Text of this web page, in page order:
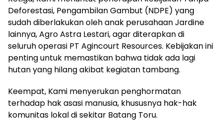
Deforestasi, Pengambilan Gambut (NDPE) yang
sudah diberlakukan oleh anak perusahaan Jardine
lainnya, Agro Astra Lestari, agar diterapkan di
seluruh operasi PT Agincourt Resources. Kebijakan ini
penting untuk memastikan bahwa tidak ada lagi
hutan yang hilang akibat kegiatan tambang.
Keempat, Kami menyerukan penghormatan
terhadap hak asasi manusia, khususnya hak-hak
komunitas lokal di sekitar Batang Toru.